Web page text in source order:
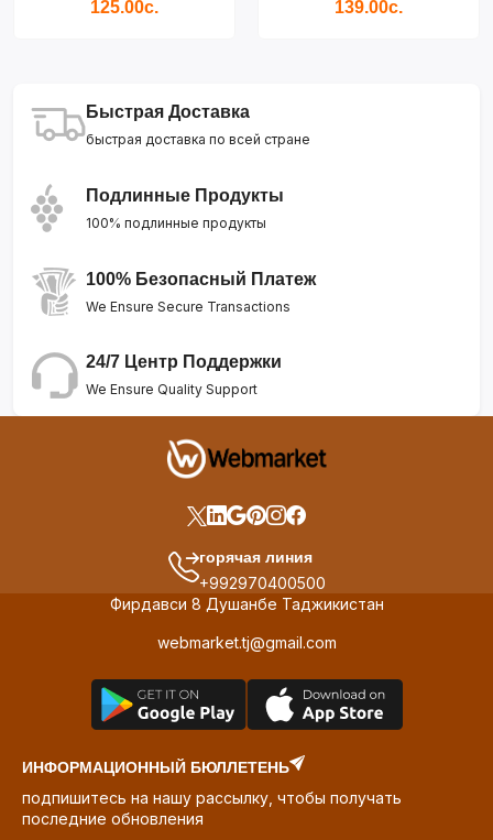
125.00с. 139.00с.
Быстрая Доставка
быстрая доставка по всей стране
Подлинные Продукты
100% подлинные продукты
100% Безопасный Платеж
We Ensure Secure Transactions
24/7 Центр Поддержки
We Ensure Quality Support
горячая линия
+992970400500
Фирдавси 8 Душанбе Таджикистан
webmarket.tj@gmail.com
ИНФОРМАЦИОННЫЙ БЮЛЛЕТЕНЬ
подпишитесь на нашу рассылку, чтобы получать
последние обновления